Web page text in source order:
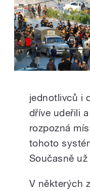
jednotlivců i
dříve udeřili
rozpozná
tohoto
Současně
V některých